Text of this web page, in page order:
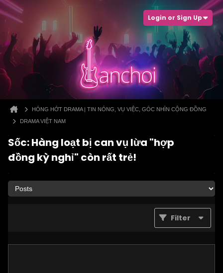
Login or Sign Up
HÓNG HỚT DRAMA | TIN NÓNG, VỤ VIỆC, GÓC NHÌN CỘNG ĐỒNG
DRAMA VIỆT NAM
Sốc: Hàng loạt bị can vụ lừa "hợp
đồng kỳ nghỉ" còn rất trẻ!
Filter